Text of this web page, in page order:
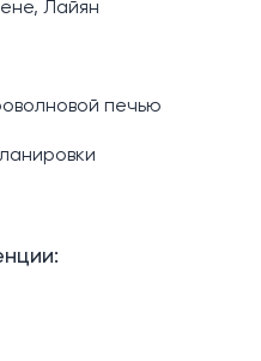
Лайян
печью